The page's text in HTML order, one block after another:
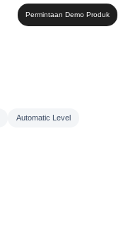
Permintaan Demo Produk
Automatic Level